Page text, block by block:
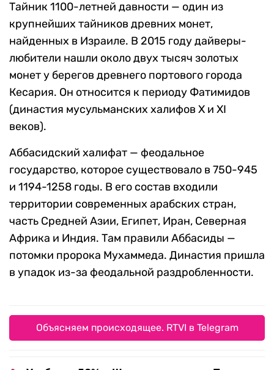
Тайник 1100-летней давности — один из
крупнейших тайников древних монет,
найденных в Израиле. В 2015 году дайверы-
любители нашли около двух тысяч золотых
монет у берегов древнего портового города
Кесария. Он относится к периоду Фатимидов
(династия мусульманских халифов X и XI
веков).
Аббасидский халифат — феодальное
государство, которое существовало в 750-945
и 1194-1258 годы. В его состав входили
территории современных арабских стран,
часть Средней Азии, Египет, Иран, Северная
Африка и Индия. Там правили Аббасиды —
потомки пророка Мухаммеда. Династия пришла
в упадок из-за феодальной раздробленности.
Объясняем происходящее. RTVI в Telegram